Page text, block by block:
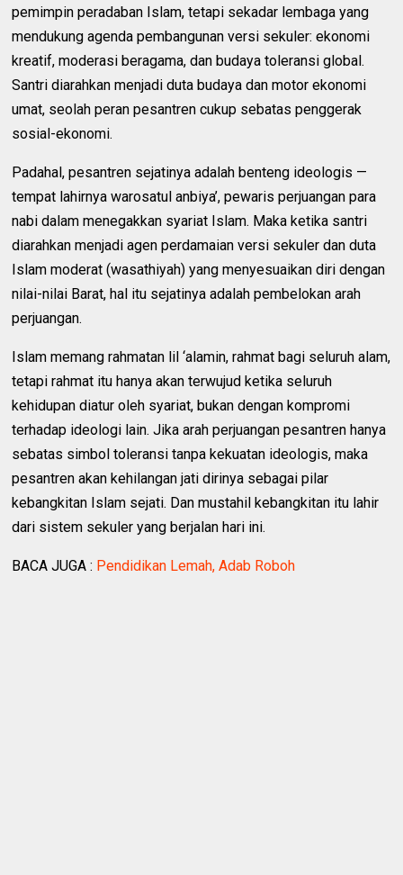
pemimpin peradaban Islam, tetapi sekadar lembaga yang
mendukung agenda pembangunan versi sekuler: ekonomi
kreatif, moderasi beragama, dan budaya toleransi global.
Santri diarahkan menjadi duta budaya dan motor ekonomi
umat, seolah peran pesantren cukup sebatas penggerak
sosial-ekonomi.
Padahal, pesantren sejatinya adalah benteng ideologis —
tempat lahirnya warosatul anbiya’, pewaris perjuangan para
nabi dalam menegakkan syariat Islam. Maka ketika santri
diarahkan menjadi agen perdamaian versi sekuler dan duta
Islam moderat (wasathiyah) yang menyesuaikan diri dengan
nilai-nilai Barat, hal itu sejatinya adalah pembelokan arah
perjuangan.
Islam memang rahmatan lil ‘alamin, rahmat bagi seluruh alam,
tetapi rahmat itu hanya akan terwujud ketika seluruh
kehidupan diatur oleh syariat, bukan dengan kompromi
terhadap ideologi lain. Jika arah perjuangan pesantren hanya
sebatas simbol toleransi tanpa kekuatan ideologis, maka
pesantren akan kehilangan jati dirinya sebagai pilar
kebangkitan Islam sejati. Dan mustahil kebangkitan itu lahir
dari sistem sekuler yang berjalan hari ini.
BACA JUGA : Pendidikan Lemah, Adab Roboh